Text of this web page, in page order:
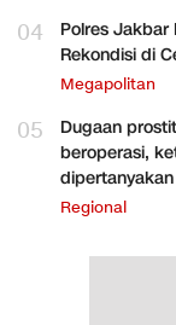
04
Polres Jakbar
Rekondisi di
Megapolitan
05
Dugaan
beroperasi,
dipertanyakan
Regional